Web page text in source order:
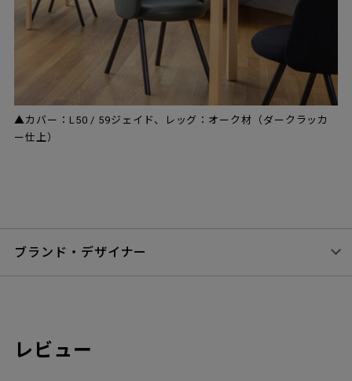
▲カバー：L50 / 59ジェイド、レッグ：オーク材（ダークラッカ
ー仕上）
ブランド・デザイナー
レビュー